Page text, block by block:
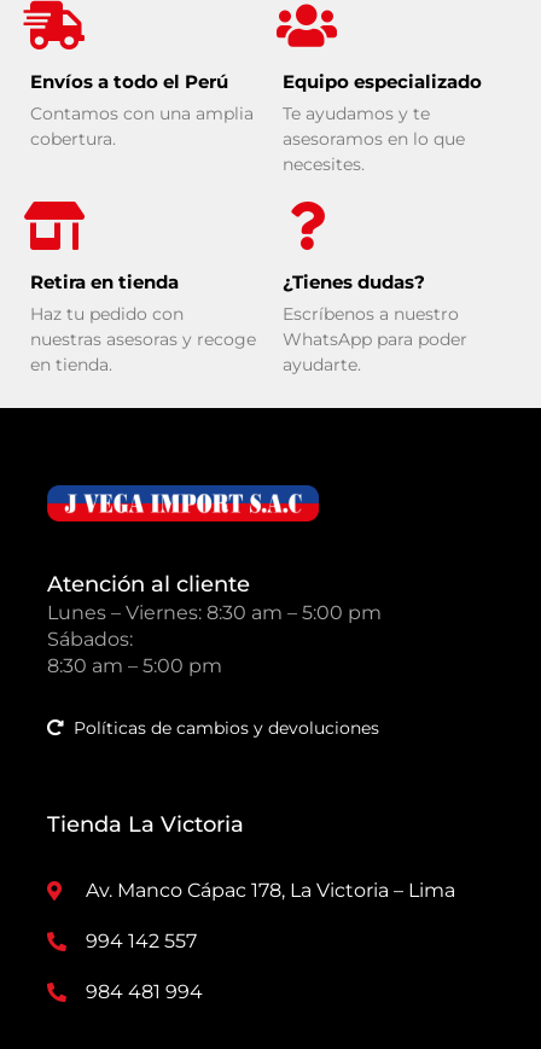
Envíos a todo el Perú
Contamos con una amplia
cobertura.
Equipo especializado
Te ayudamos y te
asesoramos en lo que
necesites.
Retira en tienda
Haz tu pedido con
nuestras asesoras y recoge
en tienda.
¿Tienes dudas?
Escríbenos a nuestro
WhatsApp para poder
ayudarte.
Atención al cliente
Lunes – Viernes: 8:30 am – 5:00 pm
Sábados:
8:30 am – 5:00 pm
Políticas de cambios y devoluciones
Tienda La Victoria
Av. Manco Cápac 178, La Victoria – Lima
994 142 557
984 481 994